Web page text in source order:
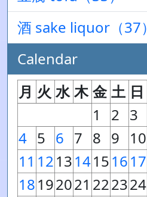
酒 sake liquor（37）
Calendar
月 火 水 木 金 土 日
1
2 3
4 5 6 7 8 9
10
11 121314151617
18192021 222324